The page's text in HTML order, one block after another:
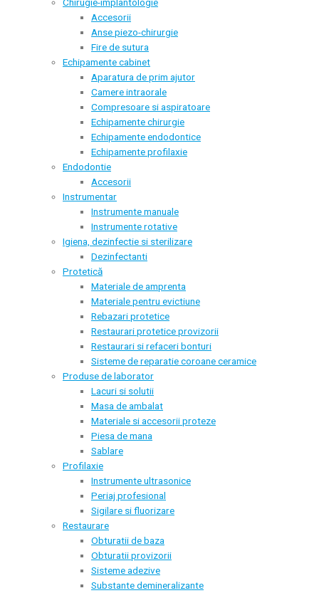
Chirugie-implantologie
Accesorii
Anse piezo-chirurgie
Fire de sutura
Echipamente cabinet
Aparatura de prim ajutor
Camere intraorale
Compresoare si aspiratoare
Echipamente chirurgie
Echipamente endodontice
Echipamente profilaxie
Endodontie
Accesorii
Instrumentar
Instrumente manuale
Instrumente rotative
Igiena, dezinfectie si sterilizare
Dezinfectanti
Protetică
Materiale de amprenta
Materiale pentru evictiune
Rebazari protetice
Restaurari protetice provizorii
Restaurari si refaceri bonturi
Sisteme de reparatie coroane ceramice
Produse de laborator
Lacuri si solutii
Masa de ambalat
Materiale si accesorii proteze
Piesa de mana
Sablare
Profilaxie
Instrumente ultrasonice
Periaj profesional
Sigilare si fluorizare
Restaurare
Obturatii de baza
Obturatii provizorii
Sisteme adezive
Substante demineralizante